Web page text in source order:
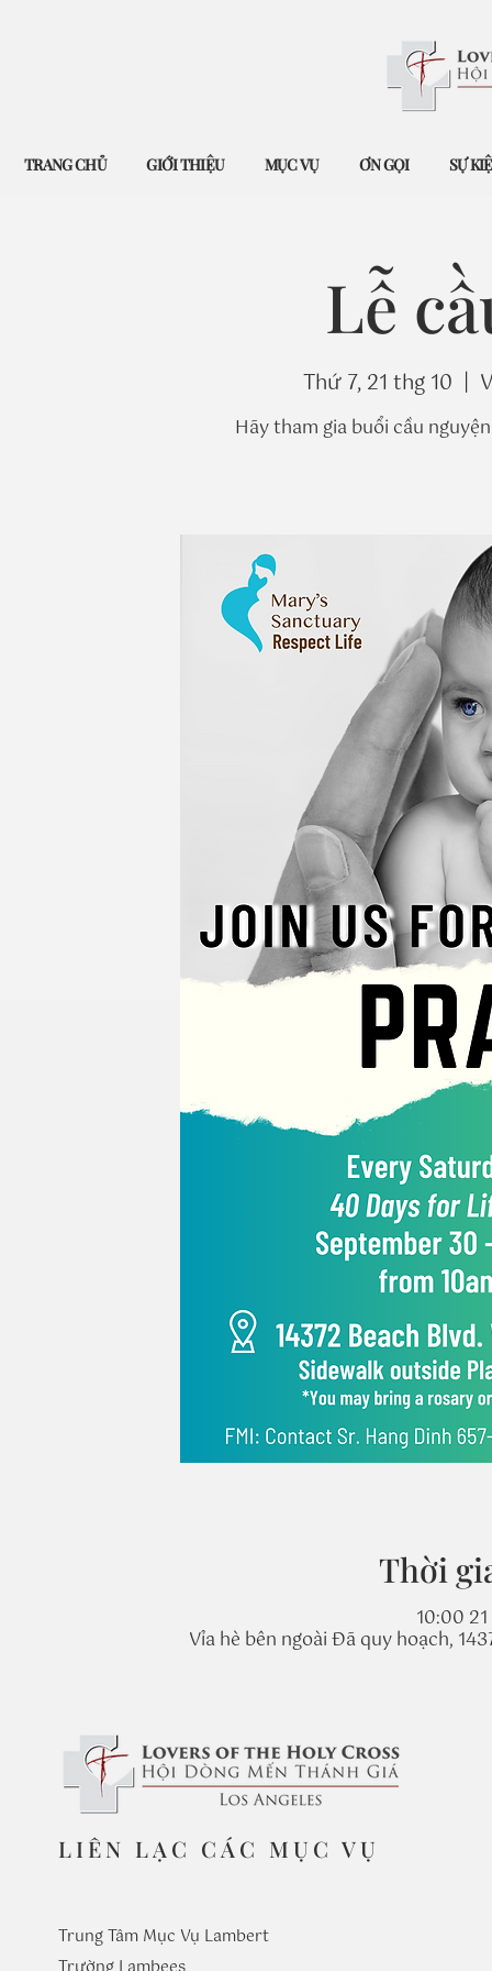
TRANG CHỦ GIỚI THIỆU MỤC VỤ ƠN GỌI SỰ
Lễ
Thứ 7, 21 thg 10
  |
Hãy tham gia buổi cầu
Thời
10:00
Vỉa hè bên ngoài Đã quy hoạch,
LIÊN LẠC CÁC MỤC VỤ
Trung Tâm Mục Vụ Lambert